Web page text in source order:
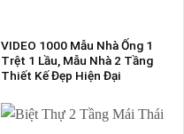
VIDEO 1000 Mẫu Nhà Ống 1
Trệt 1 Lầu, Mẫu Nhà 2 Tầng
Thiết Kế Đẹp Hiện Đại